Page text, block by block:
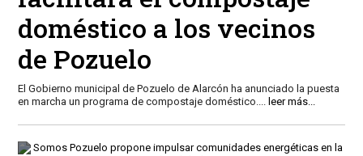
doméstico a los vecinos
de Pozuelo
El Gobierno municipal de Pozuelo de Alarcón ha anunciado la puesta
en marcha un programa de compostaje doméstico.... leer más...